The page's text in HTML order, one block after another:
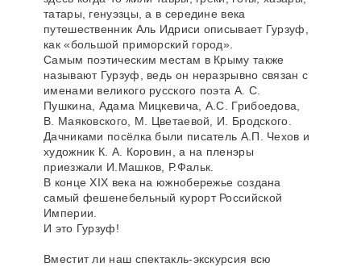
татары, генуэзцы, а в середине века
путешественник Аль Идриси описывает Гурзуф,
как «большой приморский город».
Самым поэтическим местам в Крыму также
называют Гурзуф, ведь он неразрывно связан с
именами великого русского поэта А. С.
Пушкина, Адама Мицкевича, А.С. Грибоедова,
В. Маяковского, М. Цветаевой, И. Бродского.
Дачниками посёлка были писатель А.П. Чехов и
художник К. А. Коровин, а на пленэры
приезжали И.Машков, Р.Фальк.
В конце XIX века на южнобережье создана
самый фешенебельный курорт Российской
Империи.
И это Гурзуф!
Вместит ли наш спектакль-экскурсия всю